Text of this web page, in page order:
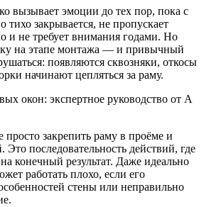
вызывает эмоции до тех пор, пока с
закрывается, не пропускает
и не требует внимания годами. Но
на этапе монтажа — и привычный
появляются сквозняки, откосы
начинают цепляться за раму.
закрепить раму в проёме и
последовательность действий, где
конечный результат. Даже идеально
работать плохо, если его
стены или неправильно